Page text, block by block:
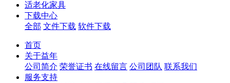
适老化家具
下载中心
全部 文件下载 软件下载
首页
关于益年
公司简介 荣誉证书 在线留言 公司团队 联系我们
服务支持